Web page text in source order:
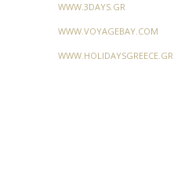
WWW.3DAYS.GR
WWW.VOYAGEBAY.COM
WWW.HOLIDAYSGREECE.GR